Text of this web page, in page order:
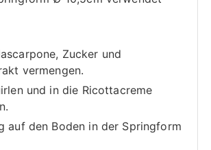
Zucker und
vermengen.
und in die Ricottacreme
auf den Boden in der Springform